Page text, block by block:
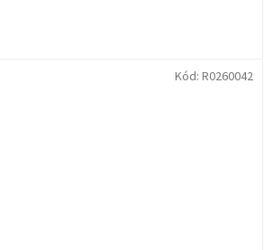
Kód: R0260042